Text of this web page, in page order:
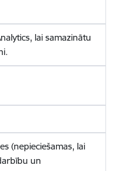
lai samazinātu
(nepieciešamas, lai
un